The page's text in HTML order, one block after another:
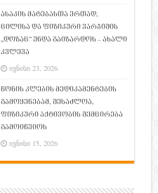
ასაკის მატებასთა ერთად,
ცილისა და ფიზიკური ვარჯიშის
„დოზაც“ უნდა გაიზარდოს – ახალი
კვლევა
ივნისი 23, 2026
წონის კლების მედიკამენტების
გამოყენებამ, შესაძლოა,
ფიზიკური აქტივობის შემცირება
გამოიწვიოს
ივნისი 15, 2026